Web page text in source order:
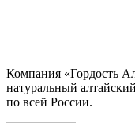
Компания «Гордость
натуральный
по всей России.